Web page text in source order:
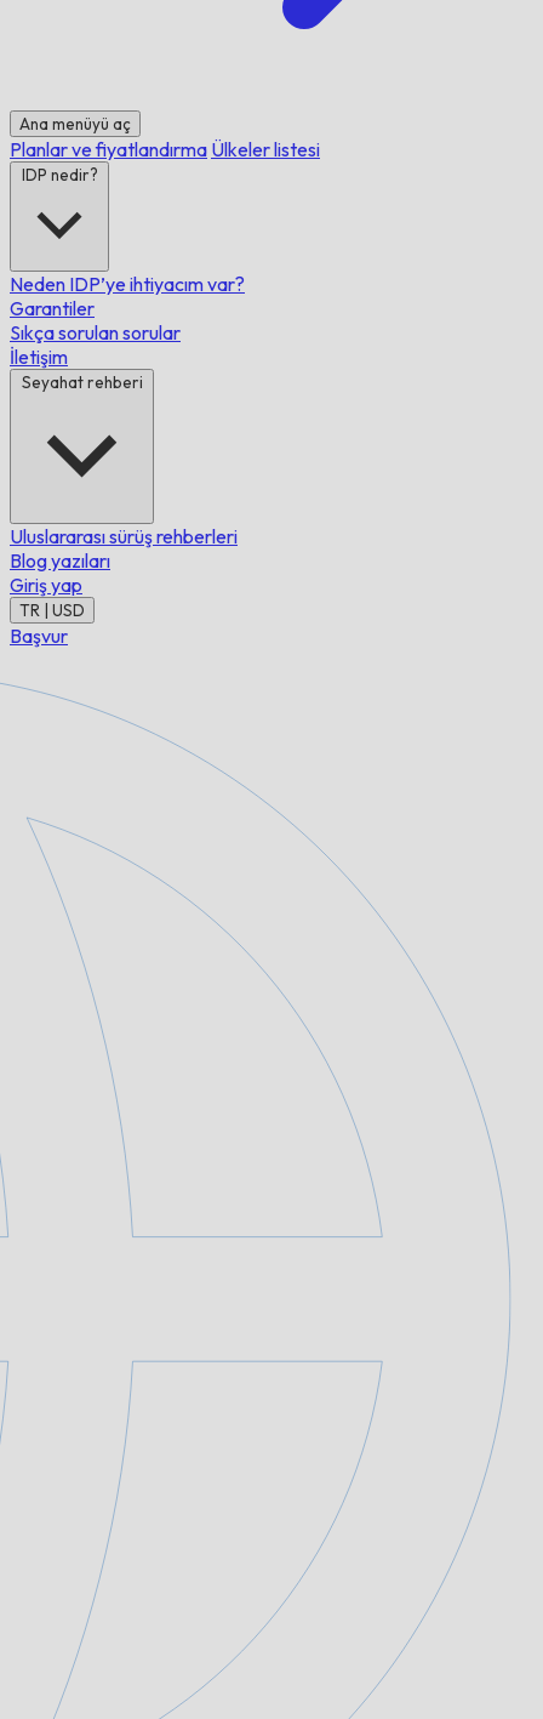
Ana menüyü aç
Planlar ve fiyatlandırma Ülkeler listesi
IDP nedir?
Neden IDP’ye ihtiyacım var?
Garantiler
Sıkça sorulan sorular
İletişim
Seyahat rehberi
Uluslararası sürüş rehberleri
Blog yazıları
Giriş yap
TR | USD
Başvur